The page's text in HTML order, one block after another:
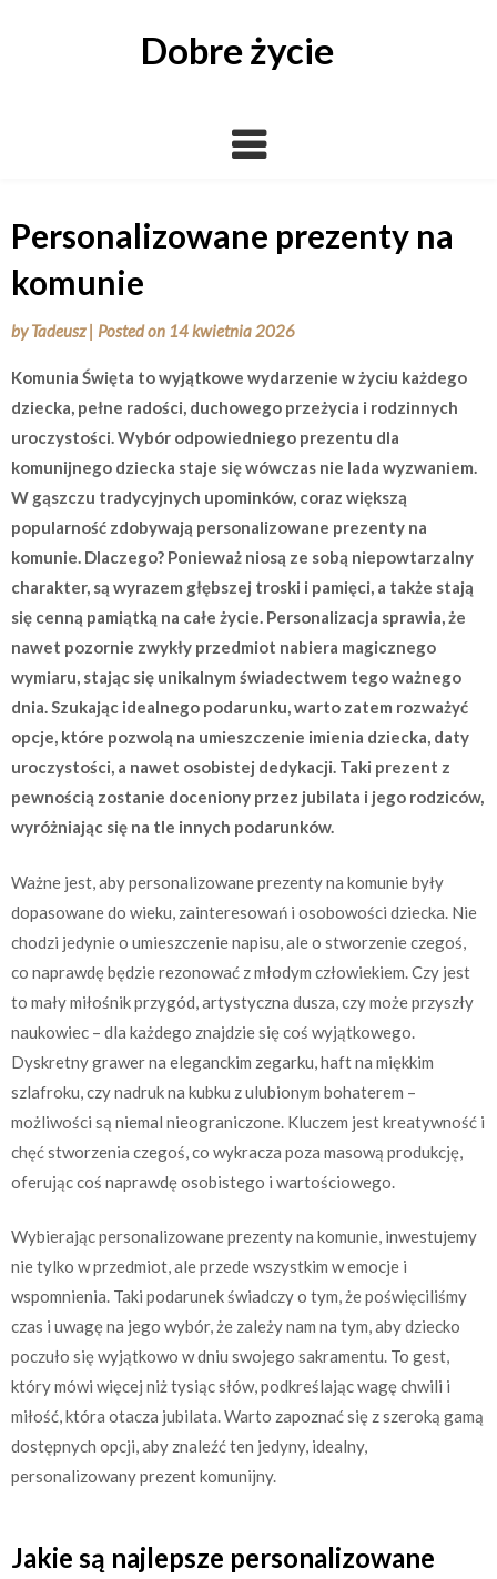
Dobre życie
Personalizowane prezenty na
komunie
byTadeusz | Posted on 14 kwietnia 2026
Komunia Święta to wyjątkowe wydarzenie w życiu każdego
dziecka, pełne radości, duchowego przeżycia i rodzinnych
uroczystości. Wybór odpowiedniego prezentu dla
komunijnego dziecka staje się wówczas nie lada wyzwaniem.
W gąszczu tradycyjnych upominków, coraz większą
popularność zdobywają personalizowane prezenty na
komunie. Dlaczego? Ponieważ niosą ze sobą niepowtarzalny
charakter, są wyrazem głębszej troski i pamięci, a także stają
się cenną pamiątką na całe życie. Personalizacja sprawia, że
nawet pozornie zwykły przedmiot nabiera magicznego
wymiaru, stając się unikalnym świadectwem tego ważnego
dnia. Szukając idealnego podarunku, warto zatem rozważyć
opcje, które pozwolą na umieszczenie imienia dziecka, daty
uroczystości, a nawet osobistej dedykacji. Taki prezent z
pewnością zostanie doceniony przez jubilata i jego rodziców,
wyróżniając się na tle innych podarunków.
Ważne jest, aby personalizowane prezenty na komunie były
dopasowane do wieku, zainteresowań i osobowości dziecka. Nie
chodzi jedynie o umieszczenie napisu, ale o stworzenie czegoś,
co naprawdę będzie rezonować z młodym człowiekiem. Czy jest
to mały miłośnik przygód, artystyczna dusza, czy może przyszły
naukowiec – dla każdego znajdzie się coś wyjątkowego.
Dyskretny grawer na eleganckim zegarku, haft na miękkim
szlafroku, czy nadruk na kubku z ulubionym bohaterem –
możliwości są niemal nieograniczone. Kluczem jest kreatywność i
chęć stworzenia czegoś, co wykracza poza masową produkcję,
oferując coś naprawdę osobistego i wartościowego.
Wybierając personalizowane prezenty na komunie, inwestujemy
nie tylko w przedmiot, ale przede wszystkim w emocje i
wspomnienia. Taki podarunek świadczy o tym, że poświęciliśmy
czas i uwagę na jego wybór, że zależy nam na tym, aby dziecko
poczuło się wyjątkowo w dniu swojego sakramentu. To gest,
który mówi więcej niż tysiąc słów, podkreślając wagę chwili i
miłość, która otacza jubilata. Warto zapoznać się z szeroką gamą
dostępnych opcji, aby znaleźć ten jedyny, idealny,
personalizowany prezent komunijny.
Jakie są najlepsze personalizowane